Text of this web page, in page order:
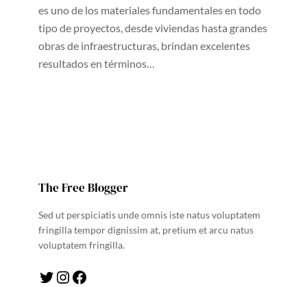
es uno de los materiales fundamentales en todo
tipo de proyectos, desde viviendas hasta grandes
obras de infraestructuras, brindan excelentes
resultados en términos…
The Free Blogger
Sed ut perspiciatis unde omnis iste natus voluptatem
fringilla tempor dignissim at, pretium et arcu natus
voluptatem fringilla.
Twitter Instagram Facebook